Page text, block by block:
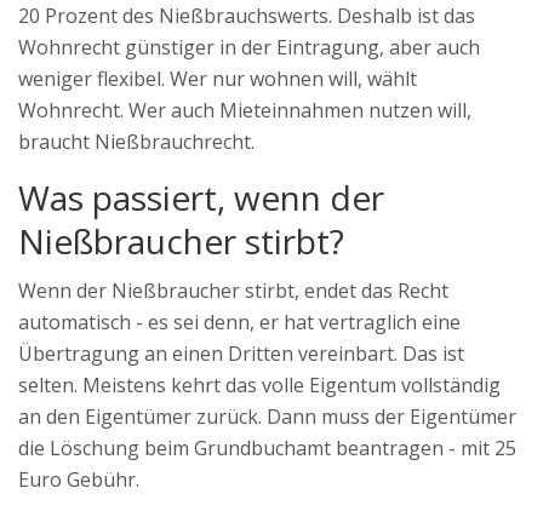
20 Prozent des Nießbrauchswerts. Deshalb ist das
Wohnrecht günstiger in der Eintragung, aber auch
weniger flexibel. Wer nur wohnen will, wählt
Wohnrecht. Wer auch Mieteinnahmen nutzen will,
braucht Nießbrauchrecht.
Was passiert, wenn der
Nießbraucher stirbt?
Wenn der Nießbraucher stirbt, endet das Recht
automatisch - es sei denn, er hat vertraglich eine
Übertragung an einen Dritten vereinbart. Das ist
selten. Meistens kehrt das volle Eigentum vollständig
an den Eigentümer zurück. Dann muss der Eigentümer
die Löschung beim Grundbuchamt beantragen - mit 25
Euro Gebühr.